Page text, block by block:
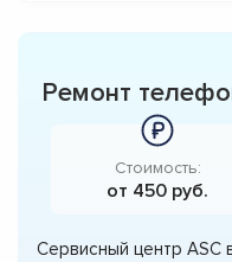
Ремонт
Стоимость:
от 450 руб.
Сервисный центр ASC